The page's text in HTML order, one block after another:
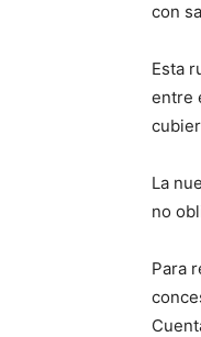
con
Esta
entre
La
no
Para